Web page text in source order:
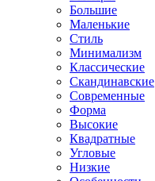
Большие
Маленькие
Стиль
Минимализм
Классические
Скандинавские
Современные
Форма
Высокие
Квадратные
Угловые
Низкие